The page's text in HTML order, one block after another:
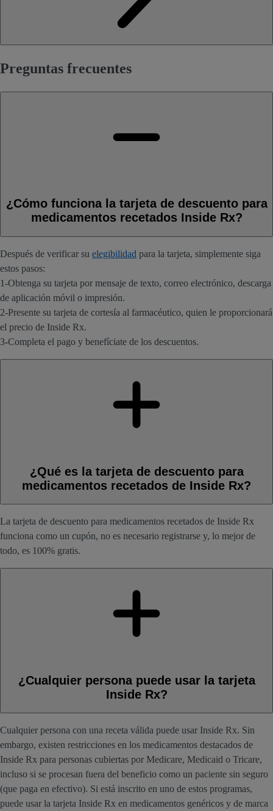
Preguntas frecuentes
¿Cómo funciona la tarjeta de descuento para
medicamentos recetados Inside Rx?
Después de verificar su elegibilidad para la tarjeta, simplemente siga
estos pasos:
1-Obtenga su tarjeta por mensaje de texto, correo electrónico, descarga
de aplicación móvil o impresión.
2-Presente su tarjeta de cortesía al farmacéutico, quien le proporcionará
el precio de Inside Rx.
3-Completa el pago y benefíciate de los descuentos.
¿Qué es la tarjeta de descuento para
medicamentos recetados de Inside Rx?
La tarjeta de descuento para medicamentos recetados de Inside Rx
funciona como un cupón, no es necesario registrarse y, lo mejor de
todo, es 100% gratis.
¿Cualquier persona puede usar la tarjeta
Inside Rx?
Cualquier persona con una receta válida puede usar Inside Rx. Sin
embargo, existen restricciones en los medicamentos destacados de
Inside Rx para personas cubiertas por Medicare, Medicaid o Tricare,
incluso si se procesan fuera del beneficio como un paciente sin seguro
(que paga en efectivo). Si está inscrito en uno de estos programas,
puede usar la tarjeta Inside Rx en medicamentos genéricos y de marca